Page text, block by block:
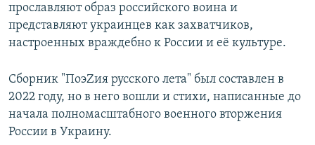
прославляют образ российского воина и
представляют украинцев как захватчиков,
настроенных враждебно к России и её культуре.
Сборник "ПоэZия русского лета" был составлен в
2022 году, но в него вошли и стихи, написанные до
начала полномасштабного военного вторжения
России в Украину.